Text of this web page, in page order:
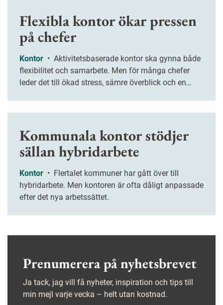
Flexibla kontor ökar pressen
på chefer
Kontor •
flexibilitet och samarbete. Men för många chefer
leder det till ökad stress, sämre överblick och en
Kommunala kontor stödjer
sällan hybridarbete
Kontor •
hybridarbete. Men kontoren är ofta dåligt anpassade
efter det nya arbetssättet.
Prenumerera på nyhetsbrevet
Ja tack, jag vill få nyheter, inspiration och tips till
min mejl varje vecka – helt utan kostnad.